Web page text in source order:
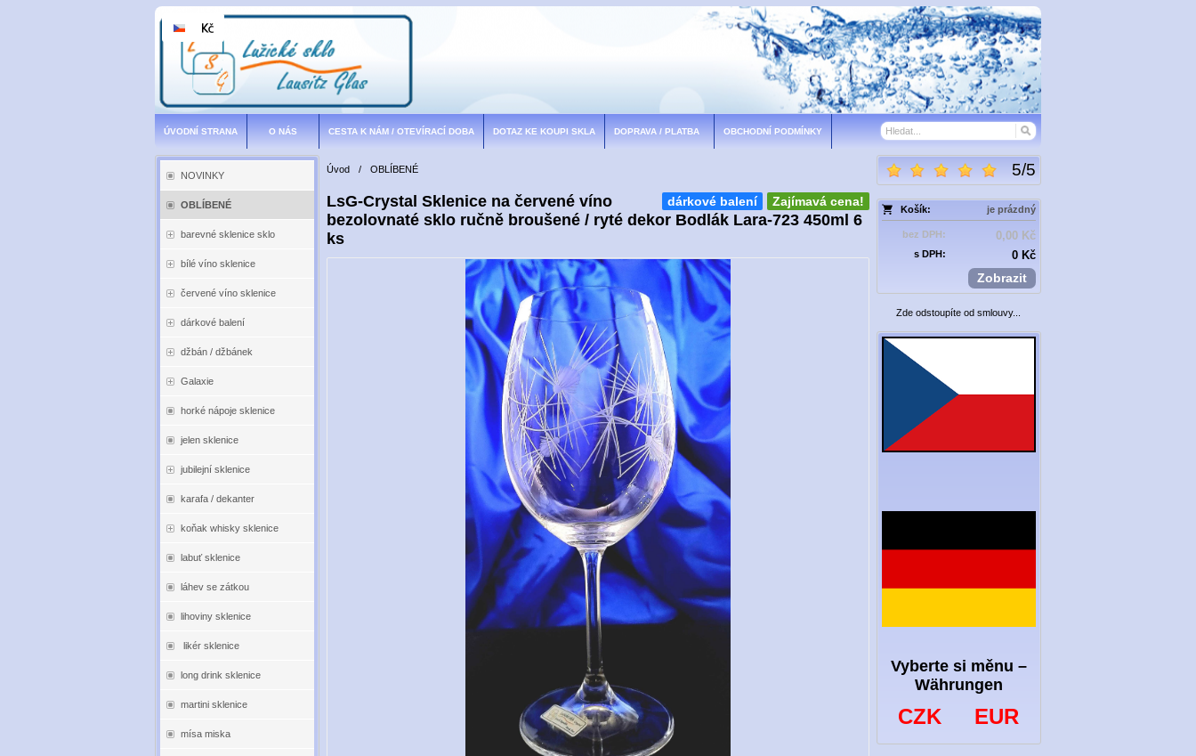
ÚVODNÍ STRANA O NÁS CESTA K NÁM / OTEVÍRACÍ DOBA DOTAZ KE KOUPI SKLA DOPRAVA / PLATBA OBCHODNÍ PODMÍNKY
NOVINKY
OBLÍBENÉ
barevné sklenice sklo
bílé víno sklenice
červené víno sklenice
dárkové balení
džbán / džbánek
Galaxie
horké nápoje sklenice
jelen sklenice
jubilejní sklenice
karafa / dekanter
koňak whisky sklenice
labuť sklenice
láhev se zátkou
lihoviny sklenice
likér sklenice
long drink sklenice
martini sklenice
mísa miska
5/5
Košík: je prázdný
bez DPH: 0,00 Kč
s DPH: 0 Kč
Zobrazit
Zde odstoupíte od smlouvy...
Vyberte si měnu –
Währungen
CZK EUR
Úvod / OBLÍBENÉ
Zajímavá cena!
dárkové balení
LsG-Crystal Sklenice na červené víno
bezolovnaté sklo ručně broušené / ryté dekor Bodlák Lara-723 450ml 6
ks